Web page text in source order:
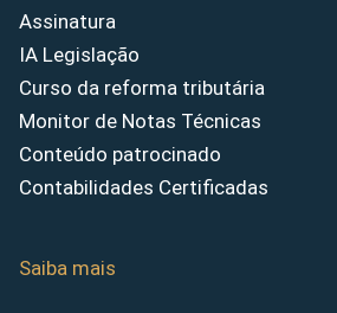
Assinatura
IA Legislação
Curso da reforma tributária
Monitor de Notas Técnicas
Conteúdo patrocinado
Contabilidades Certificadas
Saiba mais